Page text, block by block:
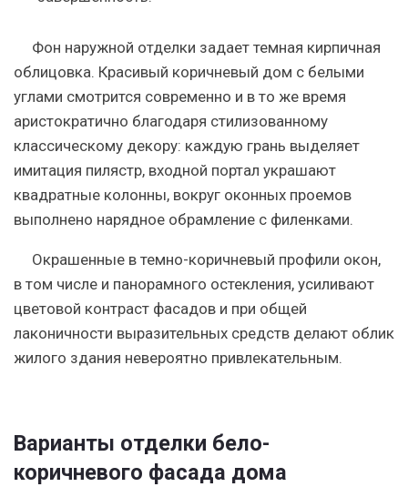
Фон наружной отделки задает темная кирпичная
облицовка. Красивый коричневый дом с белыми
углами смотрится современно и в то же время
аристократично благодаря стилизованному
классическому декору: каждую грань выделяет
имитация пилястр, входной портал украшают
квадратные колонны, вокруг оконных проемов
выполнено нарядное обрамление с филенками.
Окрашенные в темно-коричневый профили окон,
в том числе и панорамного остекления, усиливают
цветовой контраст фасадов и при общей
лаконичности выразительных средств делают облик
жилого здания невероятно привлекательным.
Варианты отделки бело-
коричневого фасада дома